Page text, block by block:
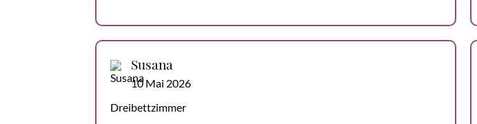
Susana
10 Mai 2026
Dreibettzimmer